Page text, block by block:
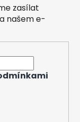
zasílat
našem e-